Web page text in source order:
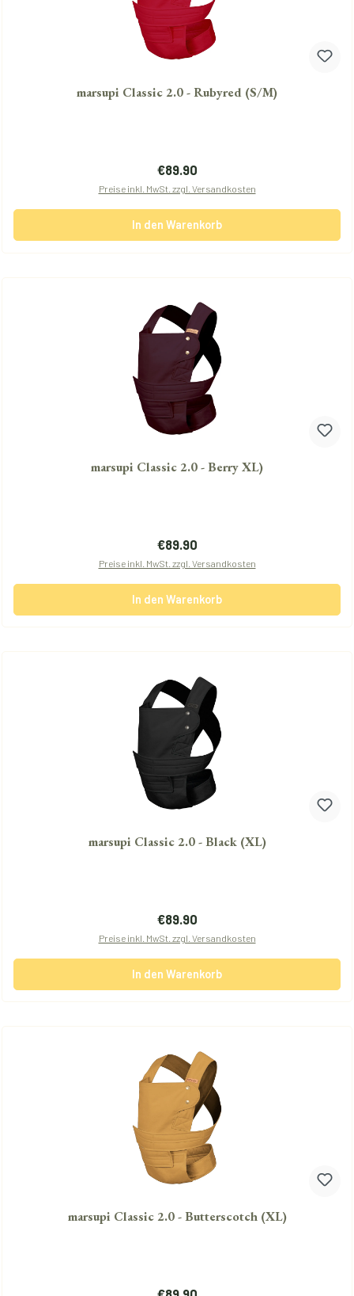
marsupi Classic 2.0 - Rubyred (S/M)
Regulärer Preis:
€89.90
Preise inkl. MwSt. zzgl. Versandkosten
In den Warenkorb
marsupi Classic 2.0 - Berry XL)
Regulärer Preis:
€89.90
Preise inkl. MwSt. zzgl. Versandkosten
In den Warenkorb
marsupi Classic 2.0 - Black (XL)
Regulärer Preis:
€89.90
Preise inkl. MwSt. zzgl. Versandkosten
In den Warenkorb
marsupi Classic 2.0 - Butterscotch (XL)
Regulärer Preis: